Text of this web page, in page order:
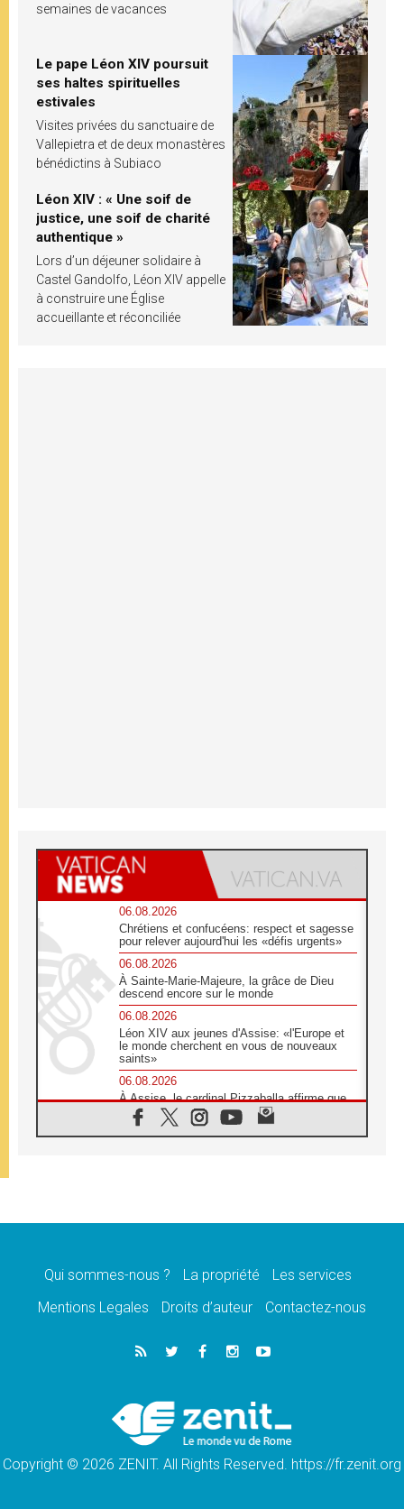
semaines de vacances
Le pape Léon XIV poursuit
ses haltes spirituelles
estivales
Visites privées du sanctuaire de
Vallepietra et de deux monastères
bénédictins à Subiaco
Léon XIV : « Une soif de
justice, une soif de charité
authentique »
Lors d’un déjeuner solidaire à
Castel Gandolfo, Léon XIV appelle
à construire une Église
accueillante et réconciliée
06.08.2026
Chrétiens et confucéens: respect et sagesse
pour relever aujourd'hui les «défis urgents»
06.08.2026
À Sainte-Marie-Majeure, la grâce de Dieu
descend encore sur le monde
06.08.2026
Léon XIV aux jeunes d'Assise: «l'Europe et
le monde cherchent en vous de nouveaux
saints»
06.08.2026
À Assise, le cardinal Pizzaballa affirme que
«les chrétiens veulent la paix»
06.08.2026
message de paix et de dignité humaine»
«La visite du Pape en Uruguay renforcera
05.08.2026
Le nonce en Ukraine: «Il est inquiétant
Léon XIV au Pérou, une lueur d'espoir pour
un peuple en quête de paix
Qui sommes-nous ? La propriété
Les services
Mentions Legales
Droits d’auteur Contactez-nous
Copyright © 2026 ZENIT. All Rights Reserved. https://fr.zenit.org